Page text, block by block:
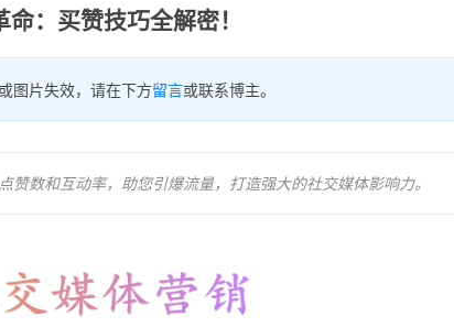
：买赞技巧全解密！
图片失效，请在下方留言或联系博主。
数和互动率，助您引爆流量，打造强大的社交媒体影响力。